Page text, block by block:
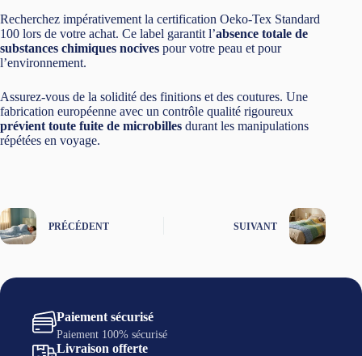
Recherchez impérativement la certification Oeko-Tex Standard
100 lors de votre achat. Ce label garantit l’absence totale de
substances chimiques nocives pour votre peau et pour
l’environnement.
Assurez-vous de la solidité des finitions et des coutures. Une
fabrication européenne avec un contrôle qualité rigoureux
prévient toute fuite de microbilles durant les manipulations
répétées en voyage.
PRÉCÉDENT SUIVANT
Paiement sécurisé
Paiement 100% sécurisé
Livraison offerte